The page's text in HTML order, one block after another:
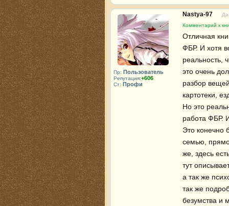
Пр: Пользователь
Репутация:+606
Ст: Профи
Nastya-97
Комментарий к
Отличная
ФБР. И хотя
реальность,
это очень
разбор
картотеки,
Но это
работа ФБР.
Это конечно
семью, прямо
же, здесь
тут
а так же
так же
безумства и